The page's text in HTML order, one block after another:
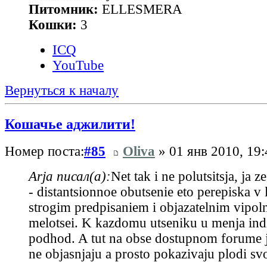
Питомник: ELLESMERA
Кошки: 3
ICQ
YouTube
Вернуться к началу
Кошачье аджилити!
Номер поста:#85 Oliva » 01 янв 2010,
Arja писал(а):Net tak i ne polutsitsja, ja
- distantsionnoe obutsenie eto perepiska v
strogim predpisaniem i objazatelnim
melotsei. K kazdomu utseniku u menja
podhod. A tut na obse dostupnom forume
ne objasnjaju a prosto pokazivaju plodi